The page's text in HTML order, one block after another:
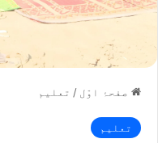
صفحۂ اوّل / تعلیم
تعلیم